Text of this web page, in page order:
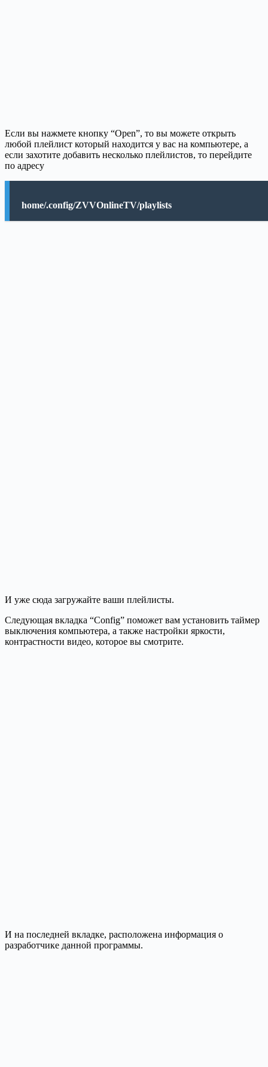
Если вы нажмете кнопку “Open”, то вы можете открыть
любой плейлист который находится у вас на компьютере, а
если захотите добавить несколько плейлистов, то перейдите
по адресу
home/.config/ZVVOnlineTV/playlists
И уже сюда загружайте ваши плейлисты.
Следующая вкладка “Config” поможет вам установить таймер
выключения компьютера, а также настройки яркости,
контрастности видео, которое вы смотрите.
И на последней вкладке, расположена информация о
разработчике данной программы.